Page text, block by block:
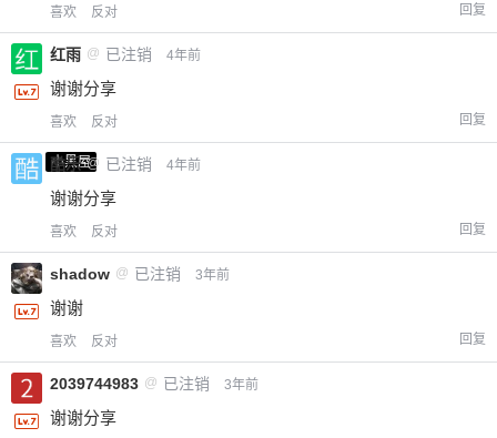
喜欢 反对 回复
红雨 @ 已注销 4年前
谢谢分享
喜欢 反对 回复
小黑屋
酷乐 @ 已注销 4年前
谢谢分享
喜欢 反对 回复
shadow @ 已注销 3年前
谢谢
喜欢 反对 回复
2039744983 @ 已注销 3年前
谢谢分享